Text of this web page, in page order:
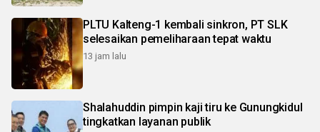
PLTU Kalteng-1 kembali sinkron, PT SLK
selesaikan pemeliharaan tepat waktu
13 jam lalu
Shalahuddin pimpin kaji tiru ke Gunungkidul
tingkatkan layanan publik